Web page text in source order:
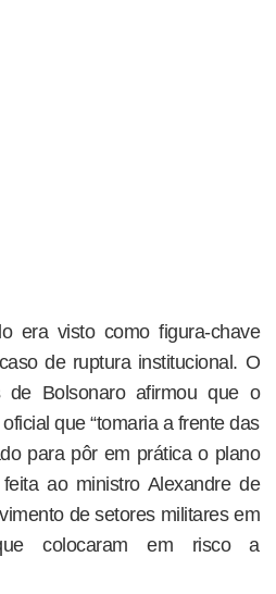
era visto como figura-chave
de ruptura institucional. O
de Bolsonaro afirmou que o
que “tomaria a frente das
para pôr em prática o plano
ao ministro Alexandre de
de setores militares em
colocaram em risco a